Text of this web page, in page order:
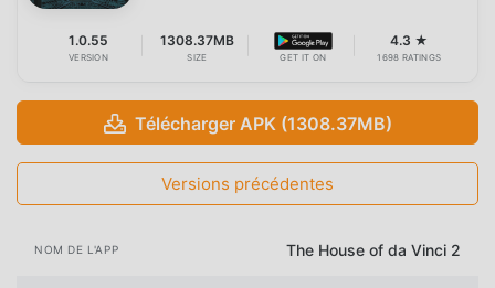
1.0.55
VERSION
1308.37MB
SIZE GET IT ON
4.3 ★
1698 RATINGS
Télécharger APK (1308.37MB)
Versions précédentes
NOM DE L'APP The House of da Vinci 2